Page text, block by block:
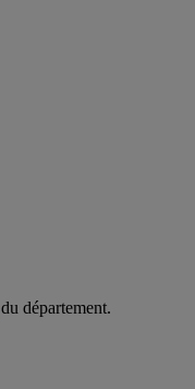
du département.